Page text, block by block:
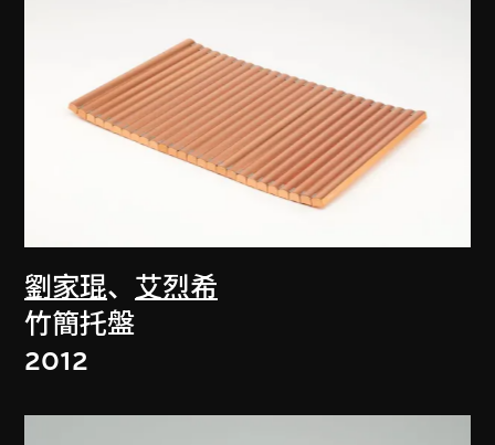
劉家琨、 艾烈希
竹簡托盤
2012